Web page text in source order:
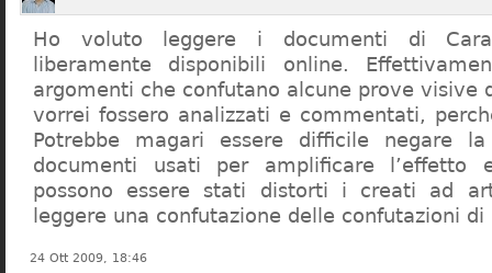
Ho voluto leggere i documenti di
liberamente disponibili online.
argomenti che confutano alcune prove visive
vorrei fossero analizzati e commentati,
Potrebbe magari essere difficile negare
documenti usati per amplificare l’effetto
possono essere stati distorti i creati ad
leggere una confutazione delle confutazioni di
24 Ott 2009, 18:46